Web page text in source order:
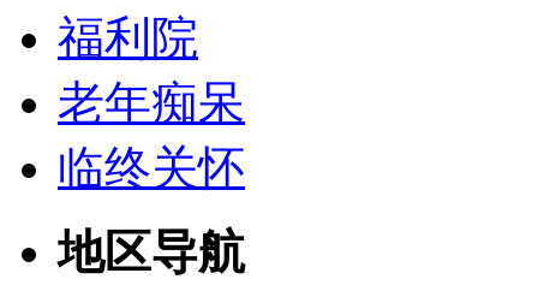
福利院
老年痴呆
临终关怀
地区导航